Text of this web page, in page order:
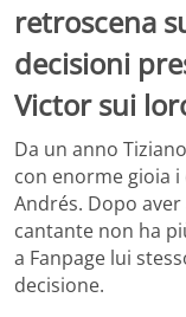
retroscena
decisioni
Victor sui
Da un anno
con enorme gioia
Andrés. Dopo
cantante non ha
a Fanpage lui
decisione.